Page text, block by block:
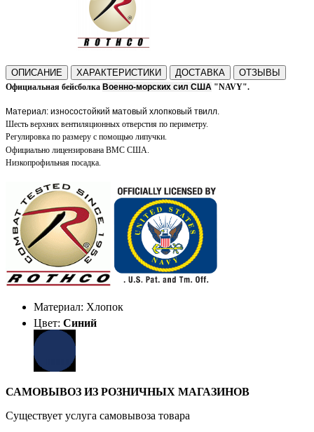
ОПИСАНИЕ ХАРАКТЕРИСТИКИ ДОСТАВКА ОТЗЫВЫ
Официальная бейсболка Военно-морских сил США "NAVY".
Материал: износостойкий матовый хлопковый твилл.
Шесть верхних вентиляционных отверстия по периметру.
Регулировка по размеру с помощью липучки.
Официально лицензирована ВМС США.
Низкопрофильная посадка.
Материал: Хлопок
Цвет: Синий
САМОВЫВОЗ ИЗ РОЗНИЧНЫХ МАГАЗИНОВ
Существует услуга самовывоза товара